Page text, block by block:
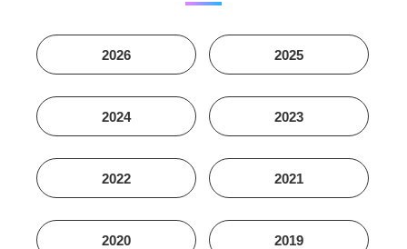
2026 2025
2024 2023
2022 2021
2020 2019